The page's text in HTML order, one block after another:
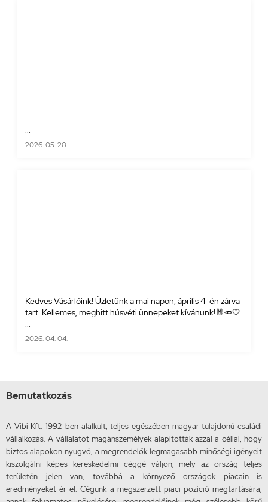
...
2026. 05. 20.
Kedves Vásárlóink! Üzletünk a mai napon, április 4-én zárva
tart. Kellemes, meghitt húsvéti ünnepeket kívánunk!🐰🥕🤍
...
2026. 04. 04.
Bemutatkozás
A Vibi Kft. 1992-ben alalkult, teljes egészében magyar tulajdonú családi
vállalkozás. A vállalatot magánszemélyek alapították azzal a céllal, hogy
biztos alapokon nyugvó, a megrendelők legmagasabb minőségi igényeit
kiszolgálni képes kereskedelmi céggé váljon, mely az ország teljes
területén jelen van, továbbá a környező országok piacain is
eredményeket ér el. Cégünk a megszerzett piaci pozíció megtartására,